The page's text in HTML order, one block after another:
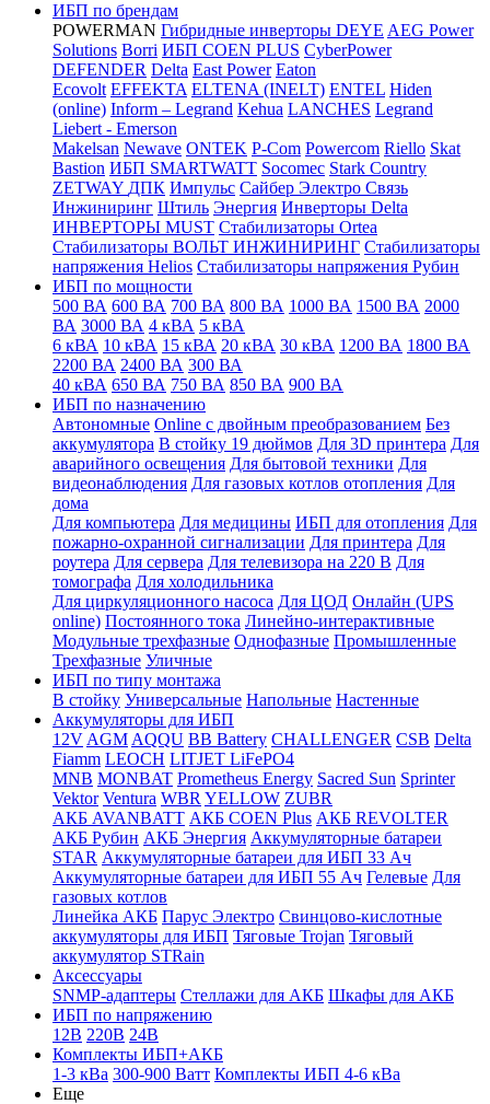
ИБП по брендам
POWERMAN Гибридные инверторы DEYE AEG Power
Solutions Borri ИБП COEN PLUS CyberPower
DEFENDER Delta East Power Eaton
Ecovolt EFFEKTA ELTENA (INELT) ENTEL Hiden
(online) Inform – Legrand Kehua LANCHES Legrand
Liebert - Emerson
Makelsan Newave ONTEK P-Com Powercom Riello Skat
Bastion ИБП SMARTWATT Socomec Stark Country
ZETWAY ДПК Импульс Сайбер Электро Связь
Инжиниринг Штиль Энергия Инверторы Delta
ИНВЕРТОРЫ MUST Стабилизаторы Ortea
Стабилизаторы ВОЛЬТ ИНЖИНИРИНГ Стабилизаторы
напряжения Helios Стабилизаторы напряжения Рубин
ИБП по мощности
500 ВА 600 ВА 700 ВА 800 ВА 1000 ВА 1500 ВА 2000
ВА 3000 ВА 4 кВА 5 кВА
6 кВА 10 кВА 15 кВА 20 кВА 30 кВА 1200 ВА 1800 ВА
2200 ВА 2400 ВА 300 ВА
40 кВА 650 ВА 750 ВА 850 ВА 900 ВА
ИБП по назначению
Автономные Online с двойным преобразованием Без
аккумулятора В стойку 19 дюймов Для 3D принтера Для
аварийного освещения Для бытовой техники Для
видеонаблюдения Для газовых котлов отопления Для
дома
Для компьютера Для медицины ИБП для отопления Для
пожарно-охранной сигнализации Для принтера Для
роутера Для сервера Для телевизора на 220 В Для
томографа Для холодильника
Для циркуляционного насоса Для ЦОД Онлайн (UPS
online) Постоянного тока Линейно-интерактивные
Модульные трехфазные Однофазные Промышленные
Трехфазные Уличные
ИБП по типу монтажа
В стойку Универсальные Напольные Настенные
Аккумуляторы для ИБП
12V AGM AQQU BB Battery CHALLENGER CSB Delta
Fiamm LEOCH LITJET LiFePO4
MNB MONBAT Prometheus Energy Sacred Sun Sprinter
Vektor Ventura WBR YELLOW ZUBR
АКБ AVANBATT АКБ COEN Plus АКБ REVOLTER
АКБ Рубин АКБ Энергия Аккумуляторные батареи
STAR Аккумуляторные батареи для ИБП 33 Ач
Аккумуляторные батареи для ИБП 55 Ач Гелевые Для
газовых котлов
Линейка АКБ Парус Электро Свинцово-кислотные
аккумуляторы для ИБП Тяговые Trojan Тяговый
аккумулятор STRain
Аксессуары
SNMP-адаптеры Стеллажи для АКБ Шкафы для АКБ
ИБП по напряжению
12В 220В 24В
Комплекты ИБП+АКБ
1-3 кВа 300-900 Ватт Комплекты ИБП 4-6 кВа
Еще